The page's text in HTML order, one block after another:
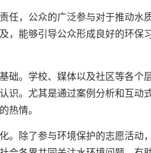
任，公众的广泛参与对于推动水
，能够引导公众形成良好的环保
础。学校、媒体以及社区等各个
识。尤其是通过案例分析和互动
热情。
。除了参与环境保护的志愿活动